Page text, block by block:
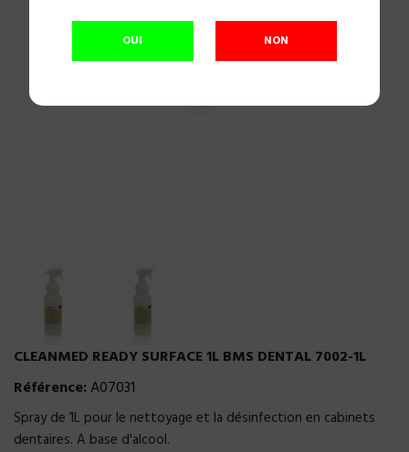
OUI NON
CLEANMED READY SURFACE 1L BMS DENTAL 7002-1L
Référence:A07031
Spray de 1L pour le nettoyage et la désinfection en cabinets
dentaires. A base d'alcool.